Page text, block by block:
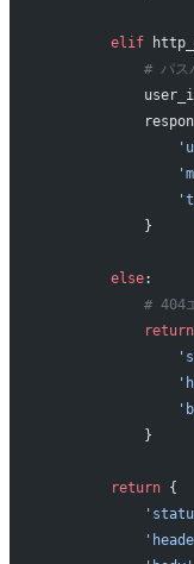
        elif
# パス
            }
        else
:
# 404
            return
            }
        return
{